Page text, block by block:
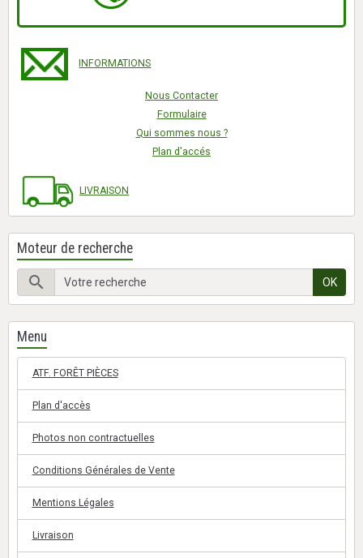
INFORMATIONS
Nous Contacter
Formulaire
Qui sommes nous ?
Plan d'accés
LIVRAISON
Moteur de recherche
OK
Menu
ATF. FORÊT PIÈCES
Plan d'accès
Photos non contractuelles
Conditions Générales de Vente
Mentions Légales
Livraison